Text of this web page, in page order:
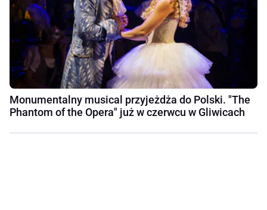
Monumentalny musical przyjeżdża do Polski. "The
Phantom of the Opera" już w czerwcu w Gliwicach